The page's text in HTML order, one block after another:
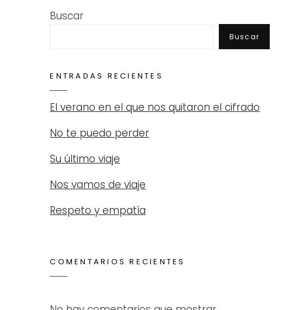
Buscar
Buscar
ENTRADAS RECIENTES
El verano en el que nos quitaron el cifrado
No te puedo perder
Su último viaje
Nos vamos de viaje
Respeto y empatía
COMENTARIOS RECIENTES